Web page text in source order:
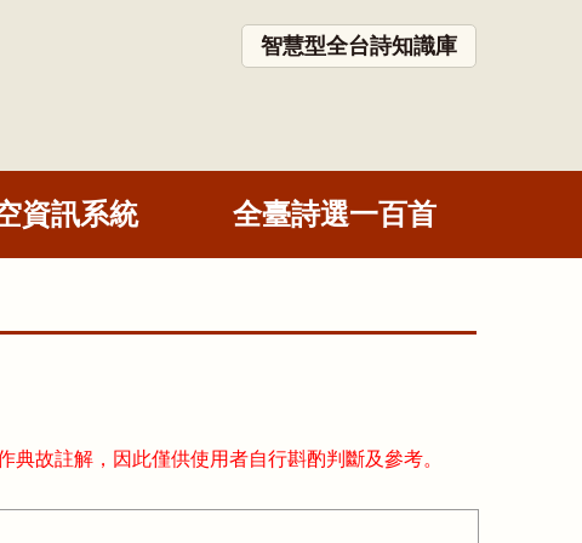
智慧型全台詩知識庫
資訊系統 全臺詩選一百首
故註解，因此僅供使用者自行斟酌判斷及參考。